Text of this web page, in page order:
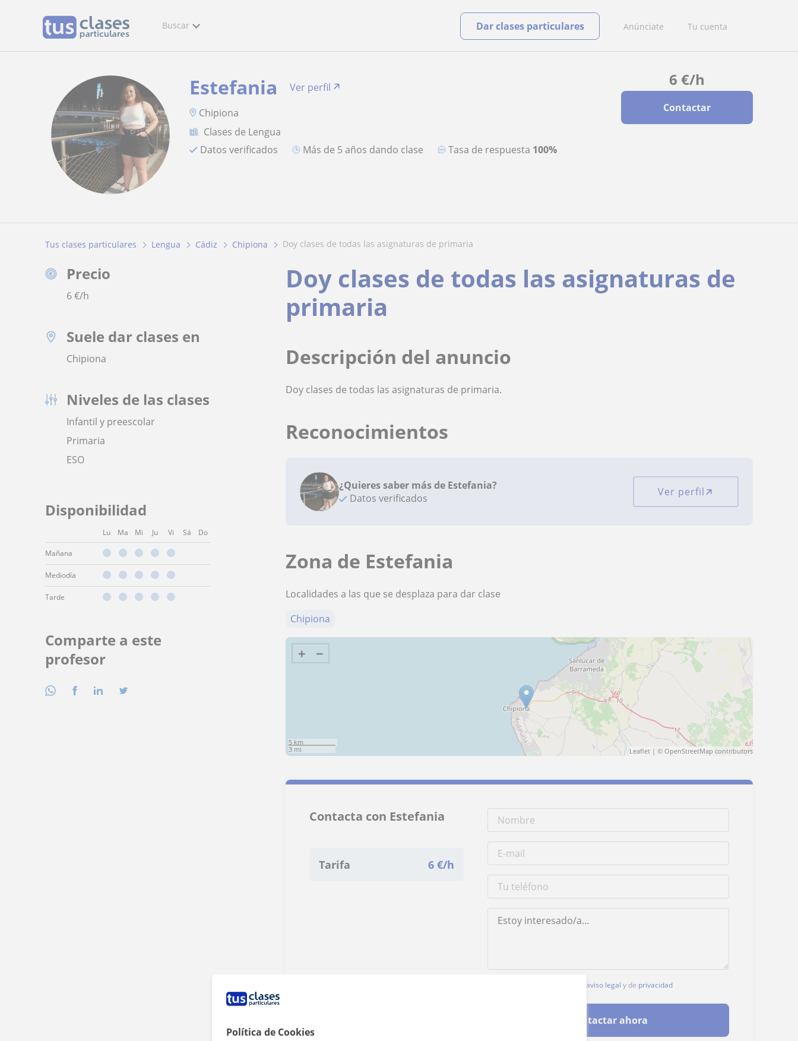
Política de Cookies
Buscar Anúnciate Tu cuenta
Dar clases particulares
6 €/h
Contactar
Estefania
Ver perfil
Chipiona
Clases de Lengua
Datos verificados
más de 5 años dando clase Tasa de respuesta 100%
Tus clases particulares Lengua Cádiz Chipiona doy clases de todas las asignaturas de primaria
Precio
6€/h
Suele dar clases en
Chipiona
Niveles de las clases
Infantil y preescolar
Primaria
ESO
Disponibilidad
Lu Ma Mi Ju Vi Sá Do
Mañana
Mediodía
Tarde
Comparte a este
profesor
Doy clases de todas las asignaturas de
primaria
Descripción del anuncio
Doy clases de todas las asignaturas de primaria.
Reconocimientos
¿Quieres saber más de Estefania?
Datos verificados
Ver perfil
Zona de Estefania
Localidades a las que se desplaza para dar clase
Chipiona
+ −
5 km
3 mi
Leaflet| © OpenStreetMap contributors
Contacta con Estefania
Tarifa 6 €/h
aviso legal y de privacidad
Contactar ahora